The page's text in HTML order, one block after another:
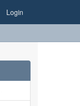
Login